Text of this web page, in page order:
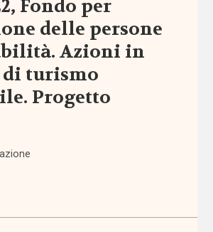
Fondo per
delle persone
Azioni in
turismo
Progetto